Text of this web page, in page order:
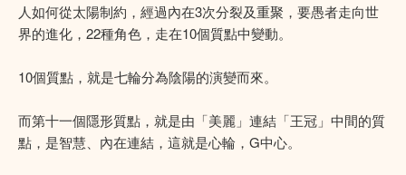
人如何從太陽制約，經過內在3次分裂及重聚，要愚者走向世
界的進化，22種角色，走在10個質點中變動。
10個質點，就是七輪分為陰陽的演變而來。
而第十一個隱形質點，就是由「美麗」連結「王冠」中間的質
點，是智慧、內在連結，這就是心輪，G中心。